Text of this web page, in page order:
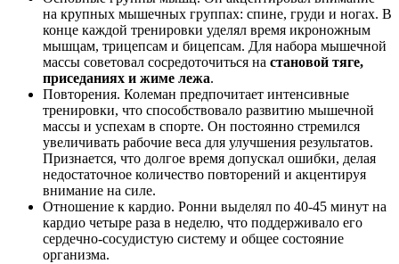
на крупных мышечных группах: спине, груди и ногах. В
конце каждой тренировки уделял время икроножным
мышцам, трицепсам и бицепсам. Для набора мышечной
массы советовал сосредоточиться на становой тяге,
приседаниях и жиме лежа.
Повторения. Колеман предпочитает интенсивные
тренировки, что способствовало развитию мышечной
массы и успехам в спорте. Он постоянно стремился
увеличивать рабочие веса для улучшения результатов.
Признается, что долгое время допускал ошибки, делая
недостаточное количество повторений и акцентируя
внимание на силе.
Отношение к кардио. Ронни выделял по 40-45 минут на
кардио четыре раза в неделю, что поддерживало его
сердечно-сосудистую систему и общее состояние
организма.